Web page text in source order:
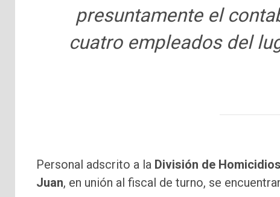
presuntamente el
cuatro empleados del
Personal adscrito a la División de
Juan, en unión al fiscal de turno, se